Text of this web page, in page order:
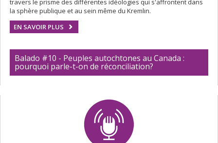
la sphère publique et au sein même du Kremlin.
EN SAVOIR PLUS
Balado #10 - Peuples autochtones au Canada :
pourquoi parle-t-on de réconciliation?